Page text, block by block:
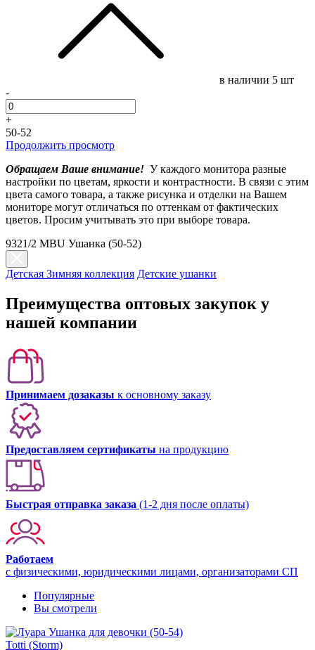
в наличии 5 шт
-
+
50-52
Продолжить просмотр
Обращаем Ваше внимание! У каждого монитора разные
настройки по цветам, яркости и контрастности. В связи с этим
цвета самого товара, а также рисунка и отделки на Вашем
мониторе могут отличаться по оттенкам от фактических
цветов. Просим учитывать это при выборе товара.
9321/2 MBU Ушанка (50-52)
Детская Зимняя коллекция Детские ушанки
Преимущества оптовых закупок у
нашей компании
Принимаем дозаказы к основному заказу
Предоставляем сертификаты на продукцию
Быстрая отправка заказа (1-2 дня после оплаты)
Работаем
с физическими, юридическими лицами, организаторами СП
Популярные
Вы смотрели
Totti (Storm)